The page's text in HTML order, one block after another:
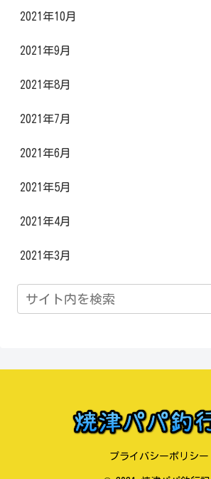
2021年10月
2021年9月
2021年8月
2021年7月
2021年6月
2021年5月
2021年4月
2021年3月
プライバシーポリシー